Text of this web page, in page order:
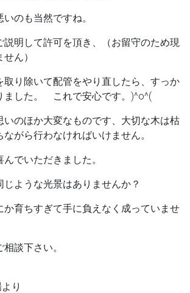
のも当然ですね。
説明して許可を頂き、（お留守のため現
ん）
取り除いて配管をやり直したら、すっか
ました。 これで安心です。)^o^(
いのほか大変なものです、大切な木は枯
がら行わなければいけません。
でいただきました。
じような光景はありませんか？
か育ちすぎて手に負えなく成っていませ
談下さい。